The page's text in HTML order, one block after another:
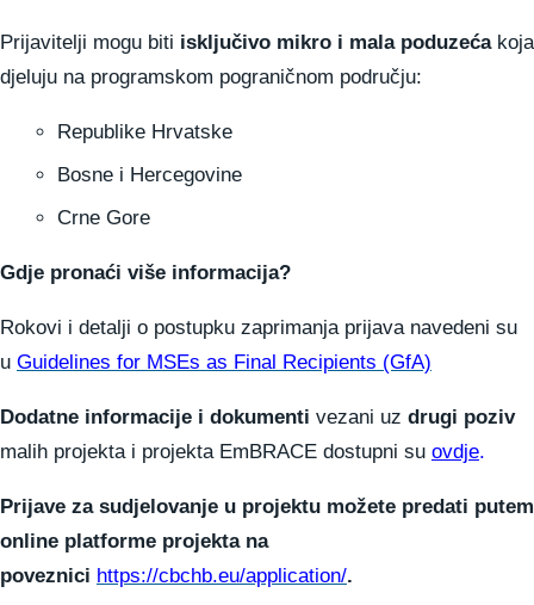
Prijavitelji mogu biti isključivo mikro i mala poduzećakoja
djeluju na programskom pograničnom području:
Republike Hrvatske
Bosne i Hercegovine
Crne Gore
Gdje pronaći više informacija?
Rokovi i detalji o postupku zaprimanja prijava navedeni su
u Guidelines for MSEs as Final Recipients (GfA)
Dodatne informacije i dokumenti vezani uz drugi poziv
malih projekta i projekta EmBRACE dostupni su ovdje.
Prijave za sudjelovanje u projektu možete predati putem
online platforme projekta na
poveznici https://cbchb.eu/application/.